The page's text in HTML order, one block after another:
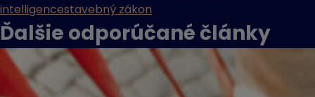
intelligencestavebný zákon
Ďalšie odporúčané články